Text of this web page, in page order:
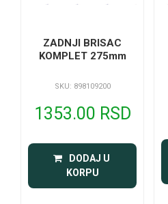
ZADNJI BRISAC
KOMPLET 275mm
SKU: 898109200
1353.00 RSD
DODAJ U
KORPU